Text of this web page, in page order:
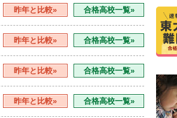
昨年と比較» 合格高校一覧»
昨年と比較» 合格高校一覧»
昨年と比較» 合格高校一覧»
昨年と比較» 合格高校一覧»